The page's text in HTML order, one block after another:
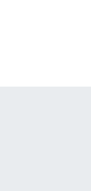
Kültür
Son